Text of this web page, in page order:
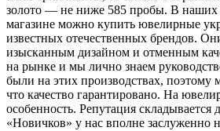
золото — не ниже 585 пробы. В наших
магазине можно купить ювелирные
известных отечественных брендов.
изысканным дизайном и отменным
на рынке и мы лично знаем
были на этих производствах, поэтому
что качество гарантировано. На
особенность. Репутация складывается
«Новичков» у нас вполне заслуженно